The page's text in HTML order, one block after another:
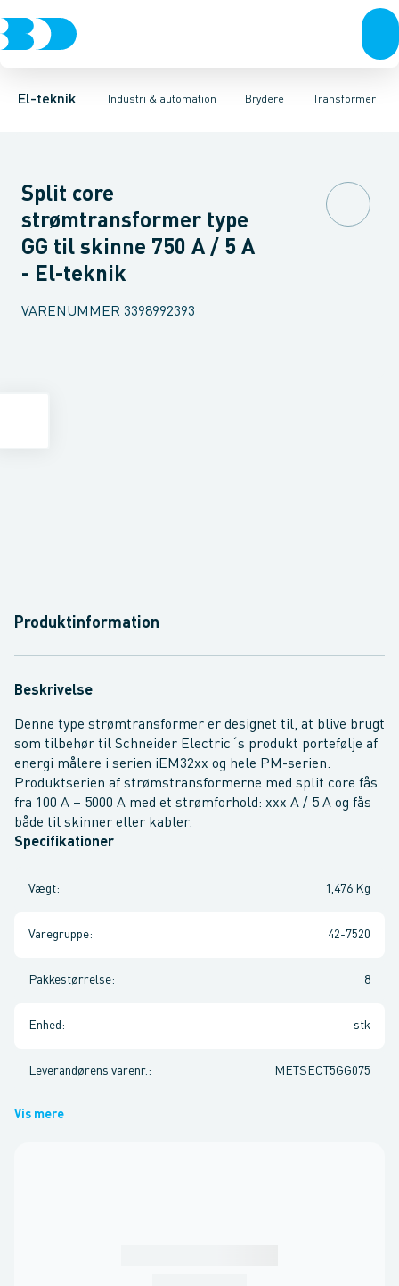
El-teknik Industri & automation
Afbrydere, stikkontakter & lampeudtagForgreningsmateriel
Brydere
Industristiksystemer Frekvensomformere og softstartere
Transformer
Motorbetjening for effektafbryder Ombygningssæt til
Split core
strømtransformer type
GG til skinne 750 A / 5 A
- El-teknik
VARENUMMER 3398992393
Produktinformation
Beskrivelse
Denne type strømtransformer er designet til, at blive brugt
som tilbehør til Schneider Electric´s produkt portefølje af
energi målere i serien iEM32xx og hele PM-serien.
Produktserien af strømstransformerne med split core fås
fra 100 A – 5000 A med et strømforhold: xxx A / 5 A og fås
både til skinner eller kabler.
Specifikationer
Vægt: 1,476 Kg
Varegruppe: 42-7520
Pakkestørrelse: 8
Enhed : stk
Leverandørens varenr. : METSECT5GG075
Vis mere